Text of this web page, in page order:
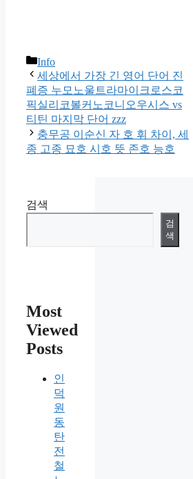
카
테
고
리
Info
세상에서 가장 긴 영어 단어 진
폐증 누모노울트라마이크로스코
픽실리코볼커노코니오우시스 vs
티틴 마지막 단어 zzz
충무공 이순신 자 호 휘 차이, 세
종 고종 묘호 시호 뜻 존호 능호
검색
검
색
Most
Viewed
Posts
인
덕
원
동
탄
전
철